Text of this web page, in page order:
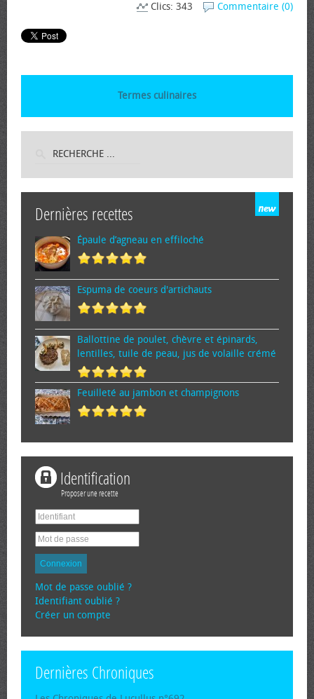
Commentaire (0)
Clics: 343
Termes culinaires
Dernières recettes
Épaule d’agneau en effiloché
Espuma de cœurs d'artichauts
Ballottine de poulet, chèvre et épinards,
lentilles, tuile de peau, jus de volaille crémé
Feuilleté au jambon et champignons
Identification
Proposer une recette
Connexion
Mot de passe oublié ?
Identifiant oublié ?
Créer un compte
Dernières Chroniques